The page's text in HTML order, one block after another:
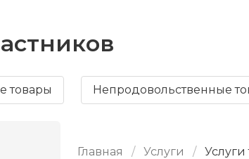
товары Непродовольственные
Главная Услуги Услуги